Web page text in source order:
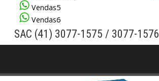
Vendas5
Vendas6
SAC (41) 3077-1575 / 3077-1576